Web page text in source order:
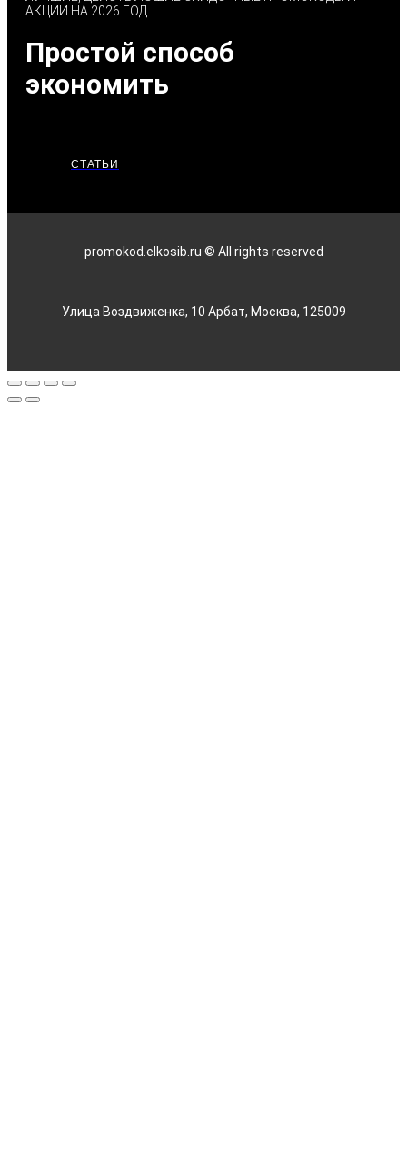
АКЦИИ НА 2026 ГОД
Простой способ
экономить
СТАТЬИ
promokod.elkosib.ru © All rights reserved
Улица Воздвиженка, 10 Арбат, Москва, 125009